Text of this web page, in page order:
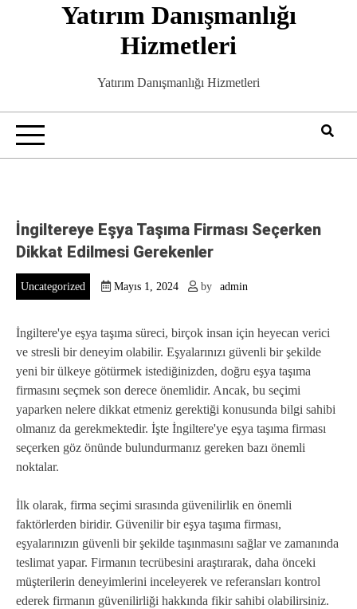
Yatırım Danışmanlığı
Hizmetleri
Yatırım Danışmanlığı Hizmetleri
İngiltereye Eşya Taşıma Firması Seçerken
Dikkat Edilmesi Gerekenler
Uncategorized Mayıs 1, 2024 by admin
İngiltere'ye eşya taşıma süreci, birçok insan için heyecan verici
ve stresli bir deneyim olabilir. Eşyalarınızı güvenli bir şekilde
yeni bir ülkeye götürmek istediğinizden, doğru eşya taşıma
firmasını seçmek son derece önemlidir. Ancak, bu seçimi
yaparken nelere dikkat etmeniz gerektiği konusunda bilgi sahibi
olmanız da gerekmektedir. İşte İngiltere'ye eşya taşıma firması
seçerken göz önünde bulundurmanız gereken bazı önemli
noktalar.
İlk olarak, firma seçimi sırasında güvenilirlik en önemli
faktörlerden biridir. Güvenilir bir eşya taşıma firması,
eşyalarınızın güvenli bir şekilde taşınmasını sağlar ve zamanında
teslimat yapar. Firmanın tecrübesini araştırarak, daha önceki
müşterilerin deneyimlerini inceleyerek ve referansları kontrol
ederek firmanın güvenilirliği hakkında fikir sahibi olabilirsiniz.